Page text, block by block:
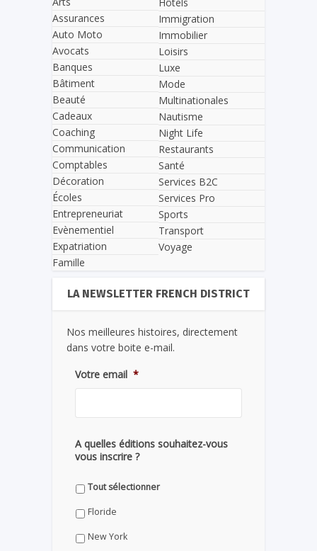
Assurances
Auto Moto
Avocats
Banques
Bâtiment
Beauté
Cadeaux
Coaching
Communication
Comptables
Décoration
Écoles
Entrepreneuriat
Evènementiel
Expatriation
Famille
Immigration
Immobilier
Loisirs
Luxe
Mode
Multinationales
Nautisme
Night Life
Restaurants
Santé
Services B2C
Services Pro
Sports
Transport
Voyage
LA NEWSLETTER FRENCH DISTRICT
Nos meilleures histoires, directement
dans votre boite e-mail.
Votre email *
A quelles éditions souhaitez-vous
vous inscrire ?
Tout sélectionner
Floride
New York